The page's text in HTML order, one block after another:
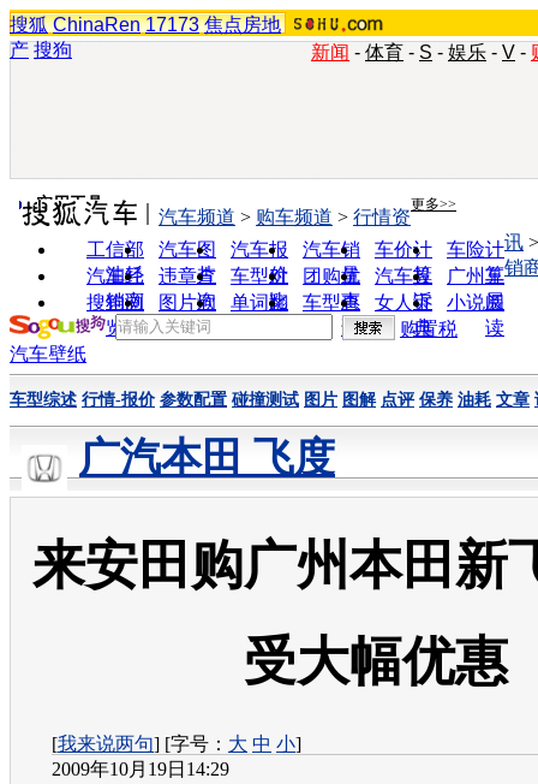
搜狐 ChinaRen 17173 焦点房地
产 搜狗 新闻 - 体育 - S - 娱乐 - V -
实用工具 更多>>
工信部
油耗
汽车图
片
汽车报
价
汽车销
量
车价计
算
车险计
算
汽车经
销商
违章查
询
车型对
比
团购优
惠
汽车投
诉
广州车
展
搜狗浏
览器
图片欣
赏
单词翻
车型查
询
女人宝
典
小说阅
读
汽车频道 > 购车频道 > 行情资
讯
销
购置税
汽车壁纸
车型综述 行情-报价 参数配置 碰撞测试 图片 图解 点评 保养 油耗 文章
广汽本田 飞度
来安田购广州本田新
受大幅优惠
[我来说两句] [字号： 大 中 小]
2009年10月19日14:29